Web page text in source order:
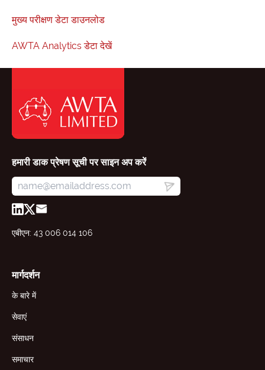
मुख्य परीक्षण डेटा डाउनलोड
AWTA Analytics डेटा देखें
हमारी डाक प्रेषण सूची पर साइन अप करें
एबीएन: 43 006 014 106
मार्गदर्शन
के बारे में
सेवाएं
संसाधन
समाचार